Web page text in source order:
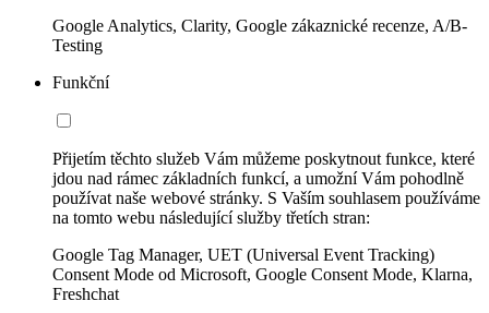
Google Analytics, Clarity, Google zákaznické recenze, A/B-
Testing
Funkční
Přijetím těchto služeb Vám můžeme poskytnout funkce, které
jdou nad rámec základních funkcí, a umožní Vám pohodlně
používat naše webové stránky. S Vaším souhlasem používáme
na tomto webu následující služby třetích stran:
Google Tag Manager, UET (Universal Event Tracking)
Consent Mode od Microsoft, Google Consent Mode, Klarna,
Freshchat